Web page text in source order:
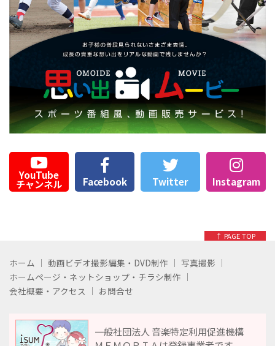
YouTube
チャンネル Facebook Twitter Instagram
↑ PAGE TOP
ホーム 動画ビデオ撮影編集・DVD制作
写真撮影
ホームページ・ネットショップ・チラシ制作
会社概要・アクセス
お問合せ
一般社団法人 音楽特定利用促進機構